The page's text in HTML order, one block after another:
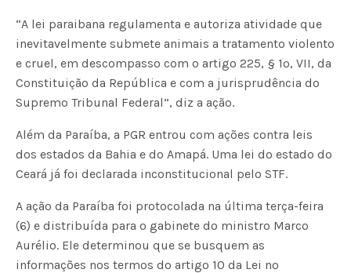
“A lei paraibana regulamenta e autoriza atividade que
inevitavelmente submete animais a tratamento violento
e cruel, em descompasso com o artigo 225, § 1º, VII, da
Constituição da República e com a jurisprudência do
Supremo Tribunal Federal”, diz a ação.
Além da Paraíba, a PGR entrou com ações contra leis
dos estados da Bahia e do Amapá. Uma lei do estado do
Ceará já foi declarada inconstitucional pelo STF.
A ação da Paraíba foi protocolada na última terça-feira
(6) e distribuída para o gabinete do ministro Marco
Aurélio. Ele determinou que se busquem as
informações nos termos do artigo 10 da Lei nº